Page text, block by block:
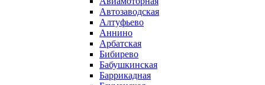
Автозаводская
Алтуфьево
Аннино
Арбатская
Бибирево
Бабушкинская
Баррикадная